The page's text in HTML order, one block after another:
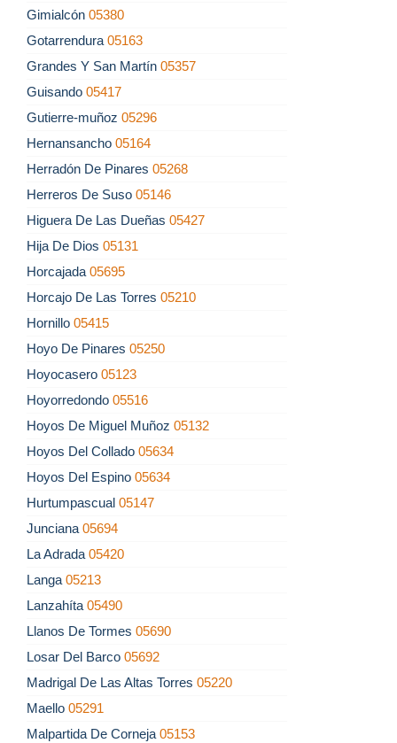
Gimialcón 05380
Gotarrendura 05163
Grandes Y San Martín 05357
Guisando 05417
Gutierre-muñoz 05296
Hernansancho 05164
Herradón De Pinares 05268
Herreros De Suso 05146
Higuera De Las Dueñas 05427
Hija De Dios 05131
Horcajada 05695
Horcajo De Las Torres 05210
Hornillo 05415
Hoyo De Pinares 05250
Hoyocasero 05123
Hoyorredondo 05516
Hoyos De Miguel Muñoz 05132
Hoyos Del Collado 05634
Hoyos Del Espino 05634
Hurtumpascual 05147
Junciana 05694
La Adrada 05420
Langa 05213
Lanzahíta 05490
Llanos De Tormes 05690
Losar Del Barco 05692
Madrigal De Las Altas Torres 05220
Maello 05291
Malpartida De Corneja 05153